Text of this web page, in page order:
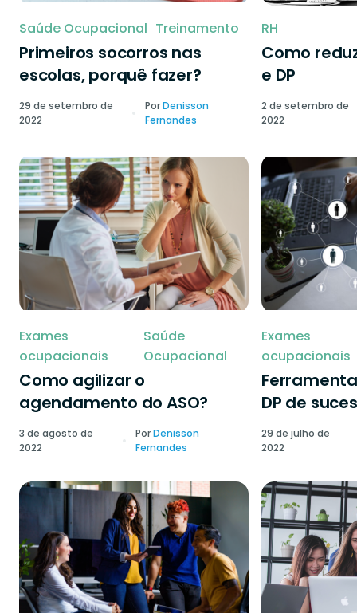
Saúde Ocupacional Treinamento
Primeiros socorros nas
escolas, porquê fazer?
29 de setembro de
2022
PorDenisson
Fernandes
RH
Como
e DP
2 de setembro de
2022
Exames
ocupacionais
Saúde
Ocupacional
Como agilizar o
agendamento do ASO?
3 de agosto de
2022
PorDenisson
Fernandes
Exames
ocupacionais
DP de
29 de julho de
2022